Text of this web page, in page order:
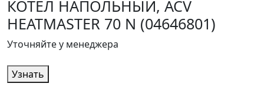
КОТЁЛ НАПОЛЬНЫЙ, ACV
HEATMASTER 70 N (04646801)
Уточняйте у менеджера
Узнать